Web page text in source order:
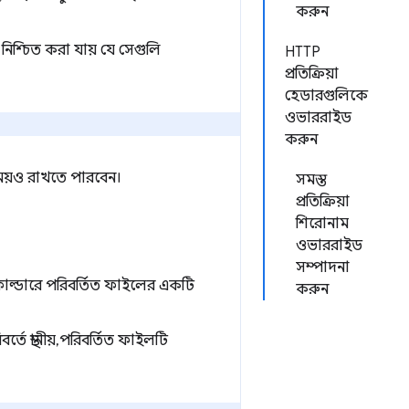
করুন
HTTP
প্রতিক্রিয়া
হেডারগুলিকে
ওভাররাইড
করুন
সমস্ত
প্রতিক্রিয়া
শিরোনাম
ওভাররাইড
সম্পাদনা
করুন
করা যায় যে সেগুলি
রাখতে পারবেন।
পরিবর্তিত ফাইলের একটি
স্থানীয়, পরিবর্তিত ফাইলটি